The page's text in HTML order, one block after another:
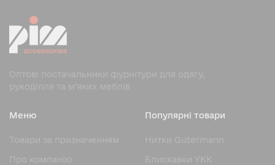
Оптові постачальники фурнітури для одягу,
рукоділля та м’яких меблів
Меню
Товари за призначенням
Про компанію
Популярні товари
Нитки Gutermann
Блискавки YKK